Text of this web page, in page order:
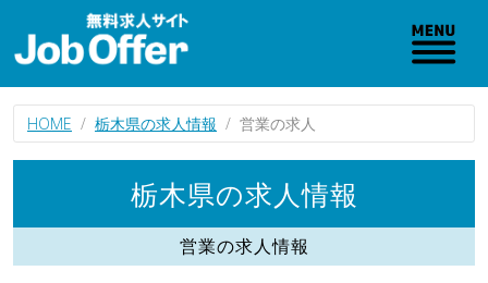
HOME 栃木県の求人情報 営業の求人
栃木県の求人情報
営業の求人情報